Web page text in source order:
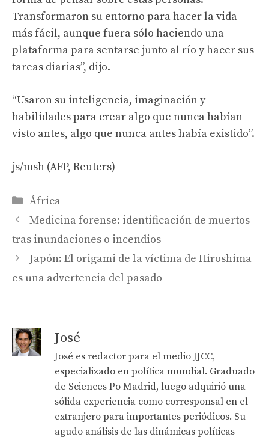
Transformaron su entorno para hacer la vida
más fácil, aunque fuera sólo haciendo una
plataforma para sentarse junto al río y hacer sus
tareas diarias”, dijo.
“Usaron su inteligencia, imaginación y
habilidades para crear algo que nunca habían
visto antes, algo que nunca antes había existido”.
js/msh (AFP, Reuters)
Categories
África
Medicina forense: identificación de muertos
tras inundaciones o incendios
Japón: El origami de la víctima de Hiroshima
es una advertencia del pasado
José
José es redactor para el medio JJCC,
especializado en política mundial. Graduado
de Sciences Po Madrid, luego adquirió una
sólida experiencia como corresponsal en el
extranjero para importantes periódicos. Su
agudo análisis de las dinámicas políticas